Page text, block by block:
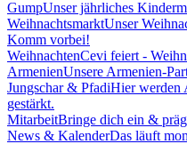
GumpUnser jährliches
WeihnachtsmarktUnser
Komm vorbei!
WeihnachtenCevi feiert -
ArmenienUnsere Armenien-
Jungschar & PfadiHier werden
gestärkt.
MitarbeitBringe dich ein &
News & KalenderDas läuft